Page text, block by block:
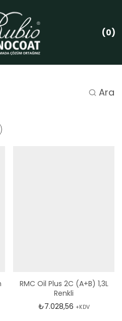
0
Ara
₺112,00 - ₺7.028,56
RMC Oil Plus 2C (A+B) 1,3L
Renkli
₺7.028,56 +KDV